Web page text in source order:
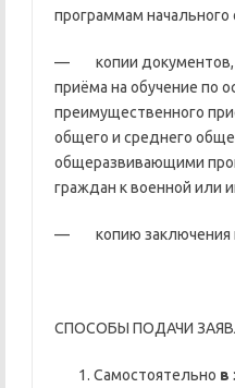
программам начального
— копии документов,
приёма на обучение по
преимущественного
общего и среднего
общеразвивающими
граждан к военной или
— копию заключения
СПОСОБЫ ПОДАЧИ
Самостоятельно в